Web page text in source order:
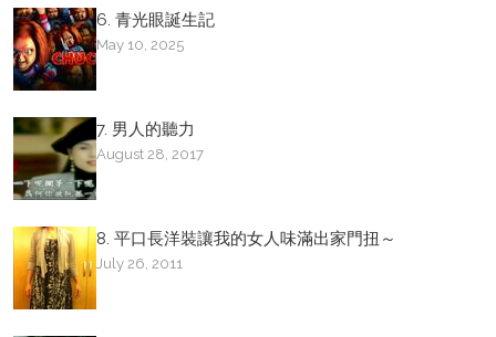
6. 青光眼誕生記
May 10, 2025
7. 男人的聽力
August 28, 2017
8. 平口長洋裝讓我的女人味滿出家門扭～
July 26, 2011